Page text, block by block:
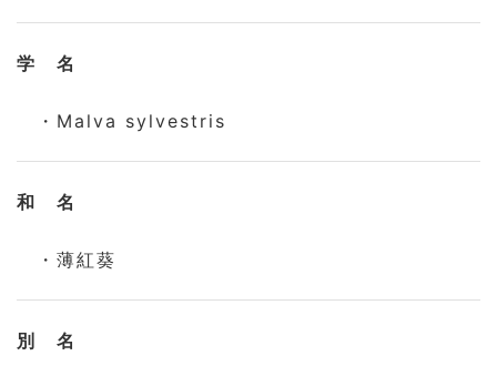
学 名
・Malva sylvestris
和 名
・薄紅葵
別 名